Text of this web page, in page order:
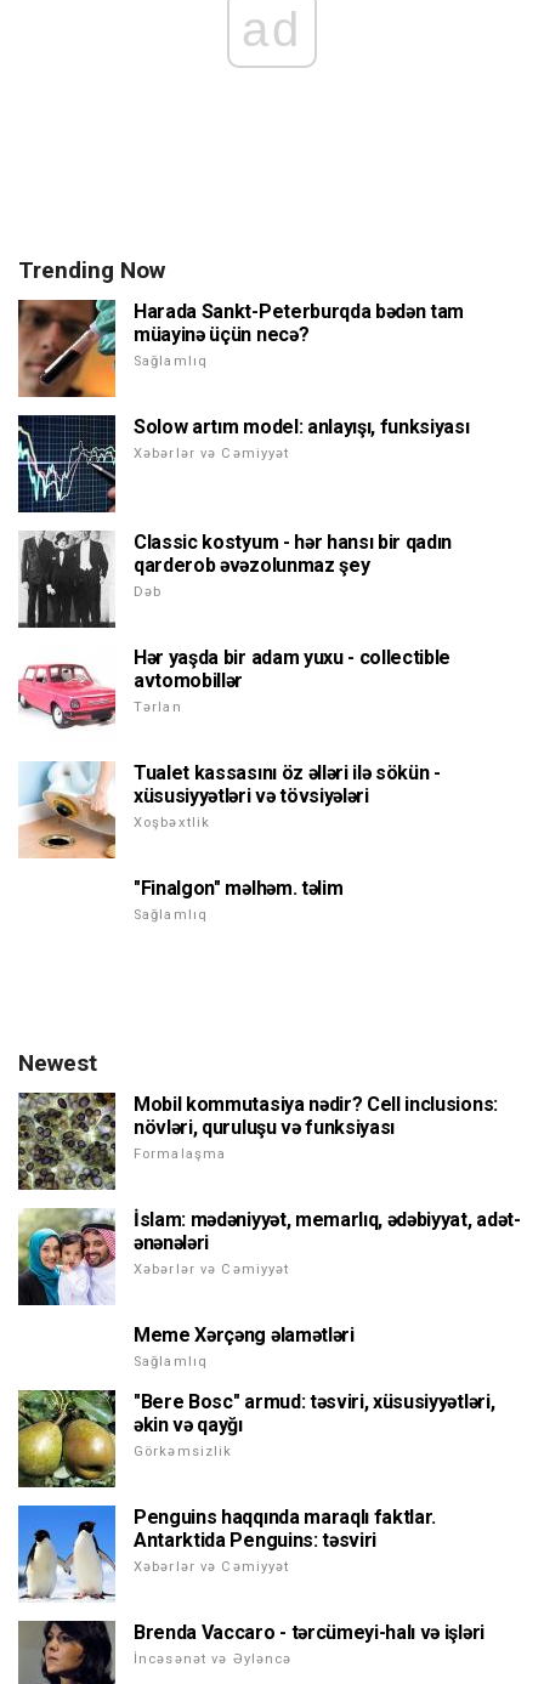
ad
Trending Now
Harada Sankt-Peterburqda bədən tam
müayinə üçün necə?
Sağlamlıq
Solow artım model: anlayışı, funksiyası
Xəbərlər və Cəmiyyət
Classic kostyum - hər hansı bir qadın
qarderob əvəzolunmaz şey
Dəb
Hər yaşda bir adam yuxu - collectible
avtomobillər
Tərlan
Tualet kassasını öz əlləri ilə sökün -
xüsusiyyətləri və tövsiyələri
Xoşbəxtlik
"Finalgon" məlhəm. təlim
Sağlamlıq
Newest
Mobil kommutasiya nədir? Cell inclusions:
növləri, quruluşu və funksiyası
Formalaşma
İslam: mədəniyyət, memarlıq, ədəbiyyat, adət-
ənənələri
Xəbərlər və Cəmiyyət
Meme Xərçəng əlamətləri
Sağlamlıq
"Bere Bosc" armud: təsviri, xüsusiyyətləri,
əkin və qayğı
Görkəmsizlik
Penguins haqqında maraqlı faktlar.
Antarktida Penguins: təsviri
Xəbərlər və Cəmiyyət
Brenda Vaccaro - tərcümeyi-halı və işləri
İncəsənət və Əyləncə